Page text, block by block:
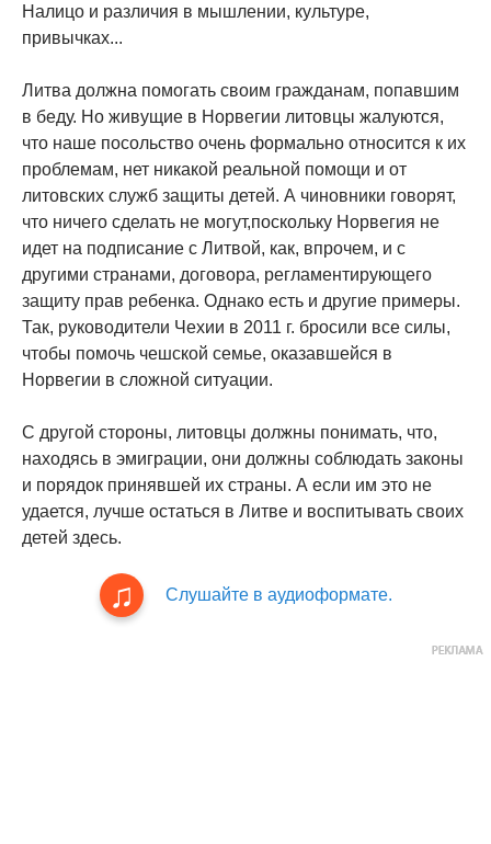
Налицо и различия в мышлении, культуре,
привычках...
Литва должна помогать своим гражданам, попавшим
в беду. Но живущие в Норвегии литовцы жалуются,
что наше посольство очень формально относится к их
проблемам, нет никакой реальной помощи и от
литовских служб защиты детей. А чиновники говорят,
что ничего сделать не могут,поскольку Норвегия не
идет на подписание с Литвой, как, впрочем, и с
другими странами, договора, регламентирующего
защиту прав ребенка. Однако есть и другие примеры.
Так, руководители Чехии в 2011 г. бросили все силы,
чтобы помочь чешской семье, оказавшейся в
Норвегии в сложной ситуации.
С другой стороны, литовцы должны понимать, что,
находясь в эмиграции, они должны соблюдать законы
и порядок принявшей их страны. А если им это не
удается, лучше остаться в Литве и воспитывать своих
детей здесь.
Слушайте в аудиоформате.